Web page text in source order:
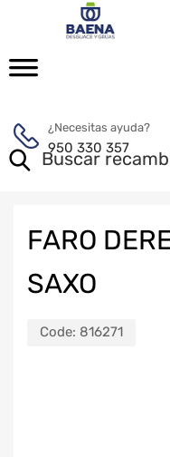
¿Necesitas ayuda?
950 330 357
FARO
SAXO
Code: 816271